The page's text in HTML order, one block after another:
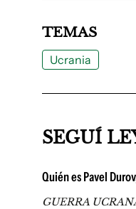
TEMAS
Ucrania
SEGUÍ
Quién es Pavel
GUERRA